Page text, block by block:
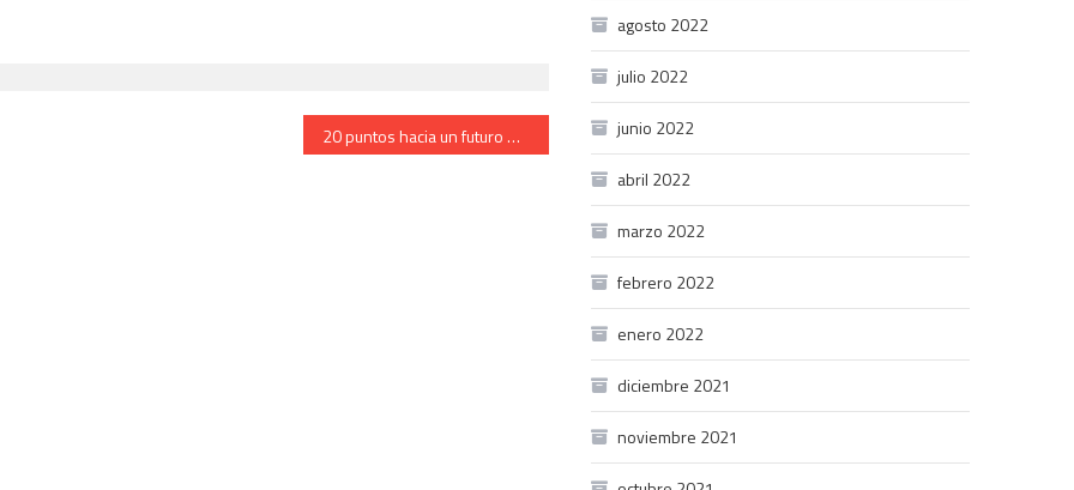
20 puntos hacia un futuro digital justo y soberano
agosto 2022
julio 2022
junio 2022
abril 2022
marzo 2022
febrero 2022
enero 2022
diciembre 2021
noviembre 2021